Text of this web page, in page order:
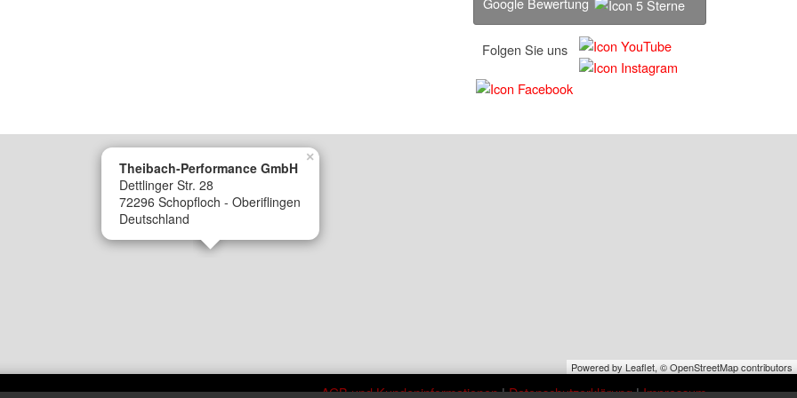
Folgen Sie uns
Theibach-Performance GmbH
Dettlinger Str. 28
72296 Schopfloch - Oberiflingen
Deutschland
×
Powered by Leaflet,© OpenStreetMap contributors
AGB und Kundeninformationen|Datenschutzerklärung|Impressum